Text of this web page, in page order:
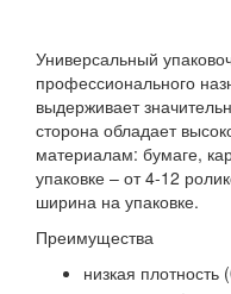
Универсальный
профессионального
выдерживает
сторона обладает
материалам: бумаге,
упаковке – от 4-12
ширина на упаковке.
Преимущества
низкая